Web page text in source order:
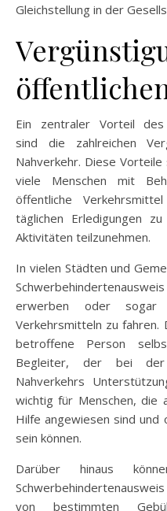
Gleichstellung in der
Ein zentraler Vorteil des
sind die zahlreichen
Nahverkehr. Diese
viele Menschen mit
öffentliche
täglichen Erledigungen
Aktivitäten teilzunehmen.
In vielen Städten und
erwerben oder sogar
Verkehrsmitteln zu fahren.
betroffene Person
Begleiter, der bei der
Nahverkehrs
wichtig für Menschen, die
Hilfe angewiesen sind und
sein können.
Darüber hinaus
von bestimmten